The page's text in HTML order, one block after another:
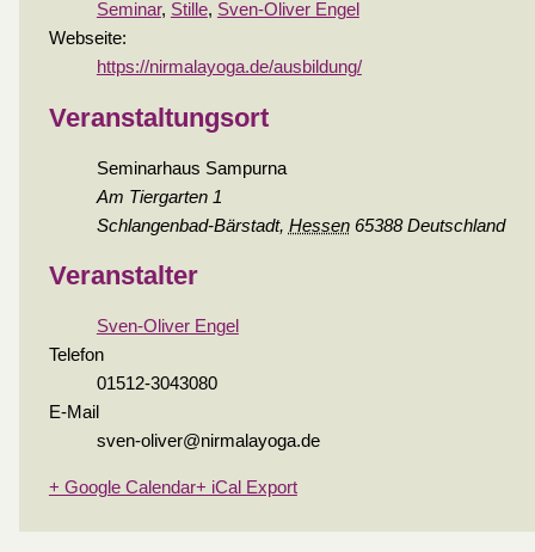
Seminar, Stille, Sven-Oliver Engel
Webseite:
https://nirmalayoga.de/ausbildung/
Veranstaltungsort
Seminarhaus Sampurna
Am Tiergarten 1
Schlangenbad-Bärstadt, Hessen 65388 Deutschland
Veranstalter
Sven-Oliver Engel
Telefon
01512-3043080
E-Mail
sven-oliver@nirmalayoga.de
+ Google Calendar+ iCal Export